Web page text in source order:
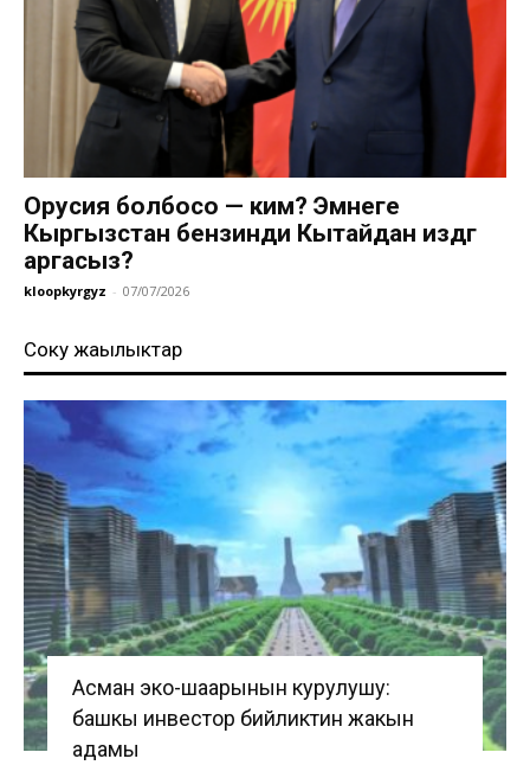
Орусия болбосо — ким? Эмнеге
Кыргызстан бензинди Кытайдан издөөгө
аргасыз?
kloopkyrgyz - 07/07/2026
Соңку жаңылыктар
Асман эко-шаарынын курулушу:
башкы инвестор бийликтин жакын
адамы